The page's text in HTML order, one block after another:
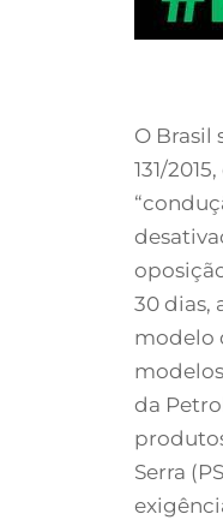
O Brasil
131/
30 dias,
modelo
da
Serra